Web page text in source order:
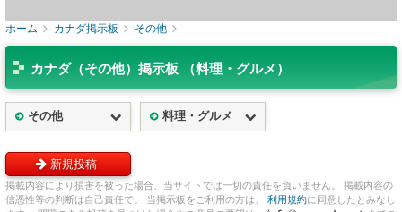
ホーム カナダ掲示板 その他
カナダ（その他）掲示板 （料理・グルメ）
その他 料理・グルメ
掲載内容により損害を被った場合、当サイトでは一切の責任を負いません。 掲載内容の
信憑性等の判断は自己責任で。 当掲示板をご利用の方は、 利用規約に同意したとみなし
新規投稿